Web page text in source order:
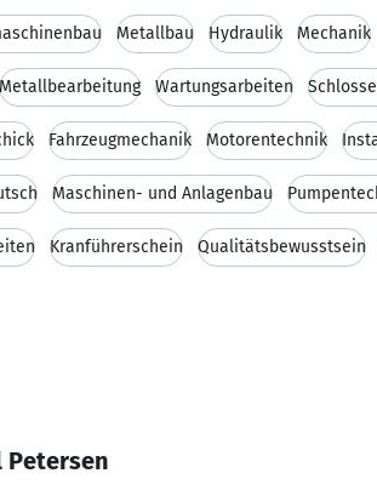
Metallbau Hydraulik Mechanik
Metallbearbeitung Wartungsarbeiten
Fahrzeugmechanik Motorentechnik
Maschinen- und Anlagenbau
Kranführerschein Qualitätsbewusstsein
Petersen